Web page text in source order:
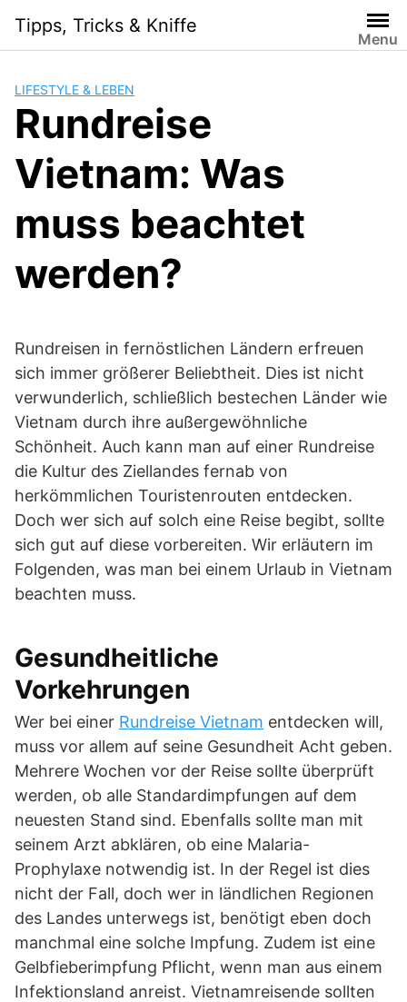
content
Tipps, Tricks & Kniffe
Menu
LIFESTYLE & LEBEN
Rundreise
Vietnam: Was
muss beachtet
werden?
Rundreisen in fernöstlichen Ländern erfreuen
sich immer größerer Beliebtheit. Dies ist nicht
verwunderlich, schließlich bestechen Länder wie
Vietnam durch ihre außergewöhnliche
Schönheit. Auch kann man auf einer Rundreise
die Kultur des Ziellandes fernab von
herkömmlichen Touristenrouten entdecken.
Doch wer sich auf solch eine Reise begibt, sollte
sich gut auf diese vorbereiten. Wir erläutern im
Folgenden, was man bei einem Urlaub in Vietnam
beachten muss.
Gesundheitliche
Vorkehrungen
Wer bei einer Rundreise Vietnam entdecken will,
muss vor allem auf seine Gesundheit Acht geben.
Mehrere Wochen vor der Reise sollte überprüft
werden, ob alle Standardimpfungen auf dem
neuesten Stand sind. Ebenfalls sollte man mit
seinem Arzt abklären, ob eine Malaria-
Prophylaxe notwendig ist. In der Regel ist dies
nicht der Fall, doch wer in ländlichen Regionen
des Landes unterwegs ist, benötigt eben doch
manchmal eine solche Impfung. Zudem ist eine
Gelbfieberimpfung Pflicht, wenn man aus einem
Infektionsland anreist. Vietnamreisende sollten